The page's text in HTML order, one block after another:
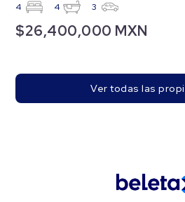
4 4 3
$26,400,000 MXN
Ver todas las